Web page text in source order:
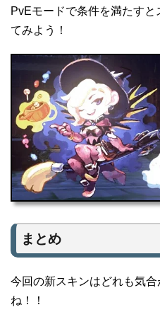
PvEモードで条件を満たす
てみよう！
まとめ
今回の新スキンはどれも気
ね！！